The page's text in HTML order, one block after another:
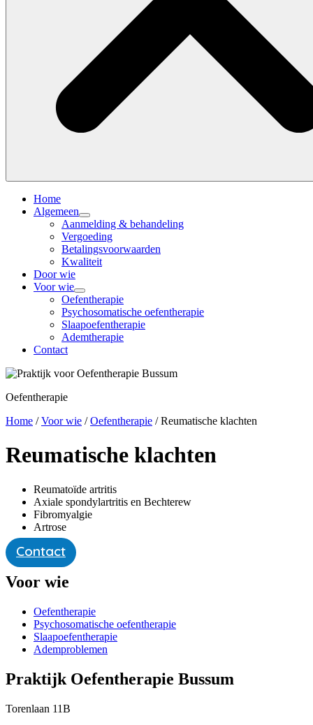
Home
Algemeen
Aanmelding & behandeling
Vergoeding
Betalingsvoorwaarden
Kwaliteit
Door wie
Voor wie
Oefentherapie
Psycho­somatische oefentherapie
Slaapoefentherapie
Ademtherapie
Contact
Oefentherapie
Home /Voor wie /Oefentherapie /Reumatische klachten
Reumatische klachten
Reumatoïde artritis
Axiale spondylartritis en Bechterew
Fibromyalgie
Artrose
Contact
Voor wie
Oefentherapie
Psycho­somatische oefentherapie
Slaapoefentherapie
Ademproblemen
Praktijk Oefentherapie Bussum
Torenlaan 11B